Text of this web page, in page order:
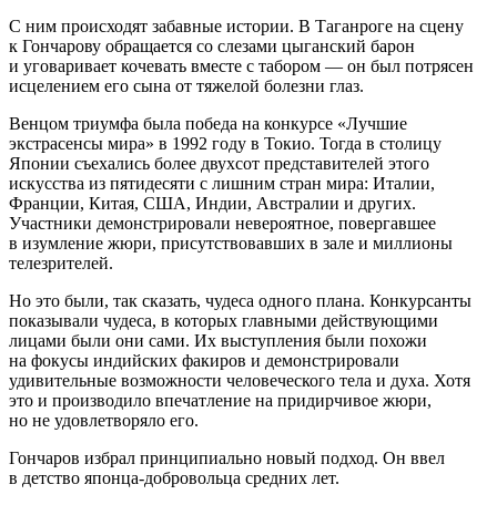
С ним происходят забавные истории. В Таганроге на сцену
к Гончарову обращается со слезами цыганский барон
и уговаривает кочевать вместе с табором — он был потрясен
исцелением его сына от тяжелой болезни глаз.
Венцом триумфа была победа на конкурсе «Лучшие
экстрасенсы мира» в 1992 году в Токио. Тогда в столицу
Японии съехались более двухсот представителей этого
искусства из пятидесяти с лишним стран мира: Италии,
Франции, Китая, США, Индии, Австралии и других.
Участники демонстрировали невероятное, повергавшее
в изумление жюри, присутствовавших в зале и миллионы
телезрителей.
Но это были, так сказать, чудеса одного плана. Конкурсанты
показывали чудеса, в которых главными действующими
лицами были они сами. Их выступления были похожи
на фокусы индийских факиров и демонстрировали
удивительные возможности человеческого тела и духа. Хотя
это и производило впечатление на придирчивое жюри,
но не удовлетворяло его.
Гончаров избрал принципиально новый подход. Он ввел
в детство японца-добровольца средних лет.